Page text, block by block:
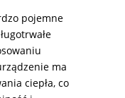
pojemne
ma
ciepła, co